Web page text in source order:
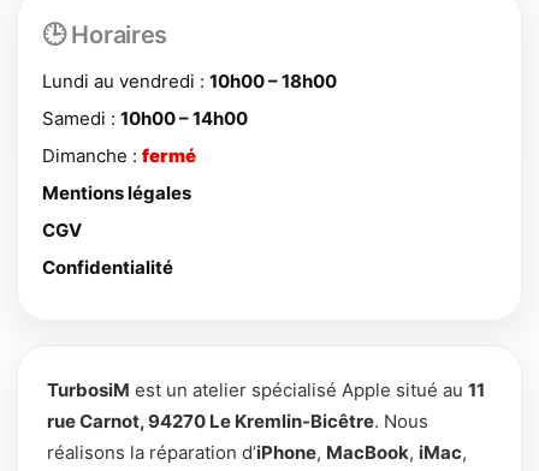
🕒 Horaires
Lundi au vendredi : 10h00 – 18h00
Samedi : 10h00 – 14h00
Dimanche : fermé
Mentions légales
CGV
Confidentialité
TurbosiM est un atelier spécialisé Apple situé au 11
rue Carnot, 94270 Le Kremlin-Bicêtre. Nous
réalisons la réparation d’iPhone, MacBook, iMac,